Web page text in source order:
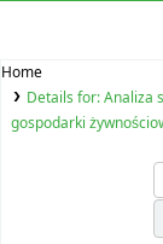
Home
Details for:Analiza
gospodarki